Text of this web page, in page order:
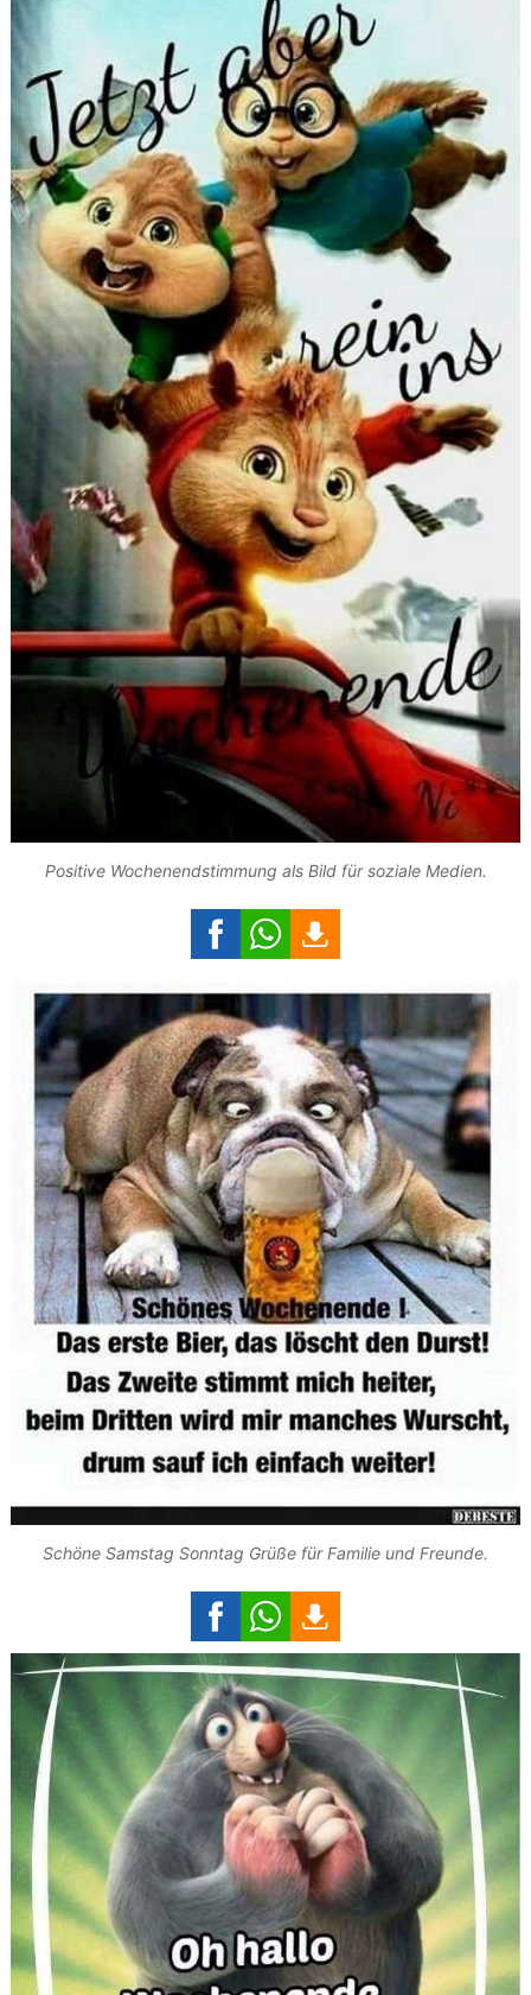
Positive Wochenendstimmung als Bild für soziale Medien.
Schöne Samstag Sonntag Grüße für Familie und Freunde.